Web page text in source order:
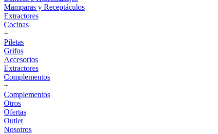
Mamparas y Receptáculos
Extractores
Cocinas
+
Piletas
Grifos
Accesorios
Extractores
Complementos
+
Complementos
Otros
Ofertas
Outlet
Nosotros